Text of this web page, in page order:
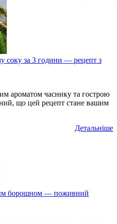
соку за 3 години — рецепт з
ароматом часнику та гострою
що цей рецепт стане вашим
Детальніше
борошном — поживний